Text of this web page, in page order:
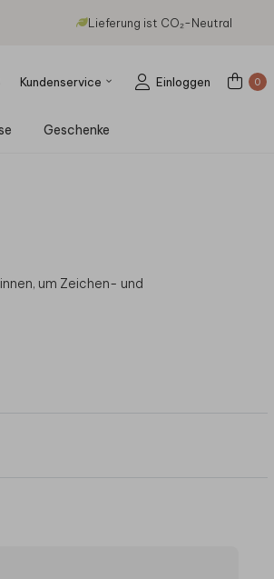
Lieferung ist CO₂-Neutral
Kundenservice Einloggen 0
Geschenke
um Zeichen- und